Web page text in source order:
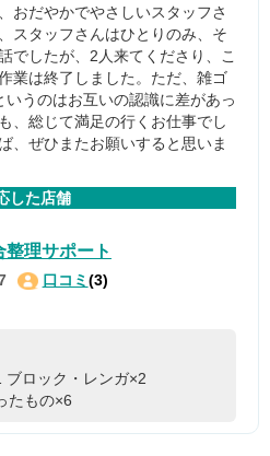
おだやかでやさしいスタッフさ
スタッフさんはひとりのみ、そ
でしたが、2人来てくださり、こ
業は終了しました。ただ、雑ゴ
いうのはお互いの認識に差があっ
、総じて満足の行くお仕事でし
、ぜひまたお願いすると思いま
した店舗
理サポート
口コミ (3)
ブロック・レンガ×2
たもの×6